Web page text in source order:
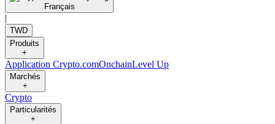
Français
|
TWD
Produits
+
Application Crypto.comOnchainLevel Up
Marchés
+
Crypto
Particularités
+